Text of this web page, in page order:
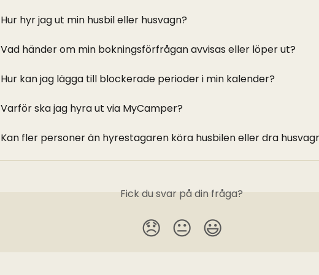
Hur hyr jag ut min husbil eller husvagn?
Vad händer om min bokningsförfrågan avvisas eller löper ut?
Hur kan jag lägga till blockerade perioder i min kalender?
Varför ska jag hyra ut via MyCamper?
Kan fler personer än hyrestagaren köra husbilen eller dra
Fick du svar på din fråga?
😞 😐 😃